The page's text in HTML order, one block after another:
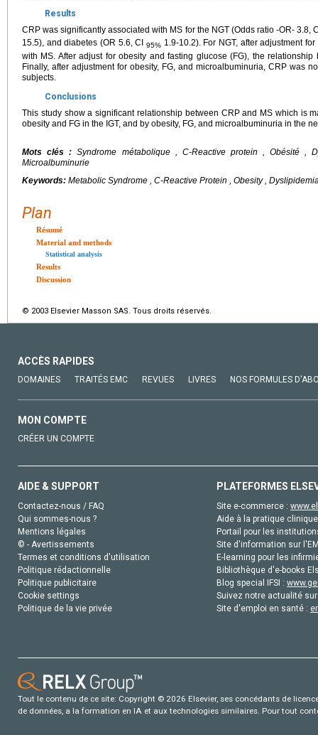
Results
CRP was significantly associated with MS for the NGT (Odds ratio -OR- 3.8,
15.5), and diabetes (OR 5.6, CI
95% 1.9-10.2). For NGT, after adjustment
with MS. After adjust for obesity and fasting glucose (FG), the
Finally, after adjustment for obesity, FG, and microalbuminuria, CRP was
subjects.
Conclusions
This study show a significant relationship between CRP and MS which is
obesity and FG in the IGT, and by obesity, FG, and microalbuminuria in the
Mots clés :Syndrome métabolique , C-Reactive protein , Obésité ,
Microalbuminurie
Keywords: Metabolic Syndrome , C-Reactive Protein , Obesity ,
Plan
Résumé
Material and methods
Statistical analysis
Results
Discussion
© 2003 Elsevier Masson SAS. Tous droits réservés.
ACCÈS RAPIDES
DOMAINES TRAITÉS EMC REVUES LIVRES NOS FORMULES
MON COMPTE
CRÉER UN COMPTE
AIDE & SUPPORT
Contactez-nous / FAQ
Qui sommes-nous ?
Mentions légales
© - Avertissements
Termes et conditions d'utilisation
Politique rédactionnelle
Politique publicitaire
Cookie settings
Politique de la vie privée
PLATEFORMES
Site e-commerce :
Aide à la pratique
Portail pour les
Site d'information sur
E-learning pour les
Bibliothèque d'e-books
Blog special IFSI :
Suivez notre actualité
Site d'emploi en santé :
Tout le contenu de ce site: Copyright © 2026 Elsevier, ses concédants de
de données, a la formation en IA et aux technologies similaires. Pour tout